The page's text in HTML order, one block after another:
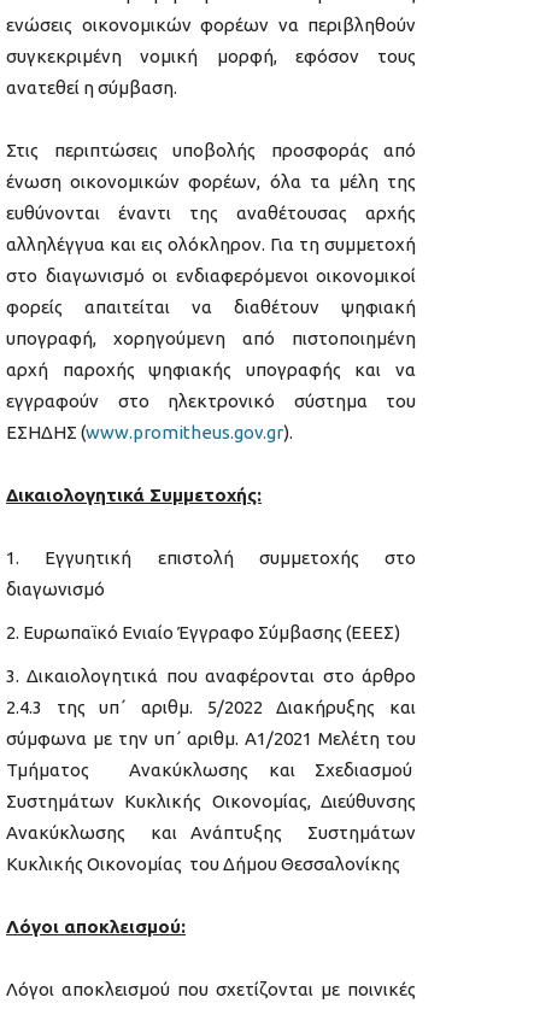
ενώσεις οικονομικών φορέων να περιβληθούν
συγκεκριμένη νομική μορφή, εφόσον τους
ανατεθεί η σύμβαση.
Στις περιπτώσεις υποβολής προσφοράς από
ένωση οικονομικών φορέων, όλα τα μέλη της
ευθύνονται έναντι της αναθέτουσας αρχής
αλληλέγγυα και εις ολόκληρον. Για τη συμμετοχή
στο διαγωνισμό οι ενδιαφερόμενοι οικονομικοί
φορείς απαιτείται να διαθέτουν ψηφιακή
υπογραφή, χορηγούμενη από πιστοποιημένη
αρχή παροχής ψηφιακής υπογραφής και να
εγγραφούν στο ηλεκτρονικό σύστημα του
ΕΣΗΔΗΣ (www.promitheus.gov.gr).
Δικαιολογητικά Συμμετοχής:
Εγγυητική επιστολή συμμετοχής στο
διαγωνισμό
Ευρωπαϊκό Ενιαίο Έγγραφο Σύμβασης (ΕΕΕΣ)
Δικαιολογητικά που αναφέρονται στο άρθρο
2.4.3 της υπ΄ αριθμ. 5/2022 Διακήρυξης και
σύμφωνα με την υπ΄ αριθμ. Α1/2021 Μελέτη του
Τμήματος Ανακύκλωσης και Σχεδιασμού
Συστημάτων Κυκλικής Οικονομίας, Διεύθυνσης
Ανακύκλωσης και Ανάπτυξης Συστημάτων
Κυκλικής Οικονομίας του Δήμου Θεσσαλονίκης
Λόγοι αποκλεισμού:
Λόγοι αποκλεισμού που σχετίζονται με ποινικές